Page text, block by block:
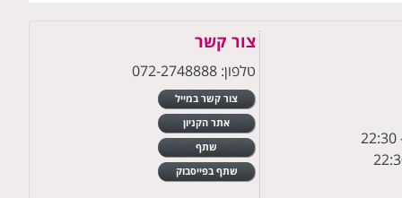
צור קשר
טלפון: 072-2748888
צור קשר במייל
אתר הקניון
שתף
שתף בפייסבוק